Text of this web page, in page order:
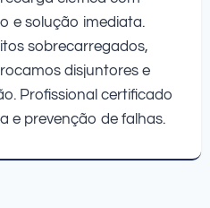
e solução imediata.
sobrecarregados,
disjuntores e
Profissional certificado
e prevenção de falhas.